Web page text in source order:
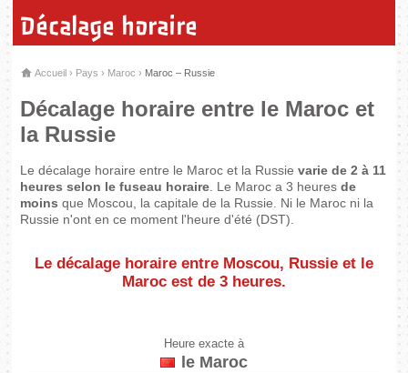
Décalage horaire
Accueil › Pays › Maroc › Maroc – Russie
Décalage horaire entre le Maroc et
la Russie
Le décalage horaire entre le Maroc et la Russievarie de 2 à 11
heures selon le fuseau horaire . Le Maroc a 3 heuresde
moins que Moscou, la capitale de la Russie. Ni le Maroc ni la
Russie n'ont en ce moment l'heure d'été (DST).
Le décalage horaire entre Moscou, Russie et le
Maroc est de 3 heures.
Heure exacte à
le Maroc